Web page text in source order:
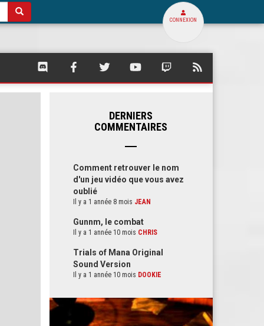
CONNEXION
SQUARE
SQUARE SQUARE SQUARE SQUARE
DERNIERS
COMMENTAIRES
Comment retrouver le nom
d'un jeu vidéo que vous avez
oublié
Il y a 1 année 8 mois JEAN
Gunnm, le combat
Il y a 1 année 10 mois CHRIS
Trials of Mana Original
Sound Version
Il y a 1 année 10 mois DOOKIE